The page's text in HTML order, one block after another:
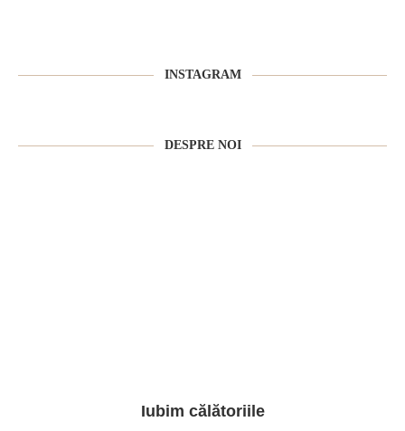
INSTAGRAM
DESPRE NOI
Iubim călătoriile